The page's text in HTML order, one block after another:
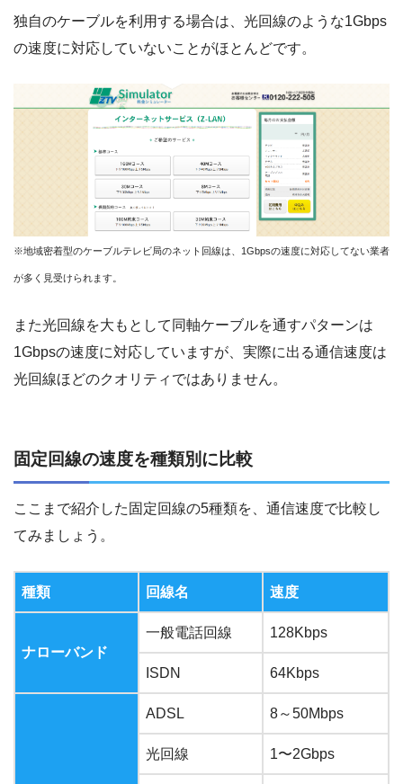
独自のケーブルを利用する場合は、光回線のような1Gbps
の速度に対応していないことがほとんどです。
※地域密着型のケーブルテレビ局のネット回線は、1Gbpsの速度に対応してない業者
が多く見受けられます。
また光回線を大もとして同軸ケーブルを通すパターンは
1Gbpsの速度に対応していますが、実際に出る通信速度は
光回線ほどのクオリティではありません。
固定回線の速度を種類別に比較
ここまで紹介した固定回線の5種類を、通信速度で比較し
てみましょう。
種類 回線名 速度
ナローバンド
一般電話回線 128Kbps
ISDN 64Kbps
ADSL 8～50Mbps
光回線 1〜2Gbps